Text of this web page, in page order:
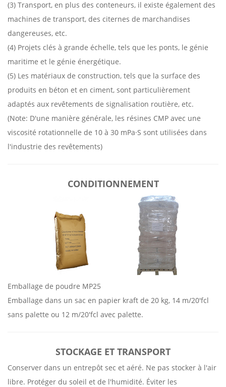
(3) Transport, en plus des conteneurs, il existe également des
machines de transport, des citernes de marchandises
dangereuses, etc.
(4) Projets clés à grande échelle, tels que les ponts, le génie
maritime et le génie énergétique.
(5) Les matériaux de construction, tels que la surface des
produits en béton et en ciment, sont particulièrement
adaptés aux revêtements de signalisation routière, etc.
(Note: D'une manière générale, les résines CMP avec une
viscosité rotationnelle de 10 à 30 mPa·S sont utilisées dans
l'industrie des revêtements)
CONDITIONNEMENT
Emballage de poudre MP25
Emballage dans un sac en papier kraft de 20 kg, 14 m/20'fcl
sans palette ou 12 m/20'fcl avec palette.
STOCKAGE ET TRANSPORT
Conserver dans un entrepôt sec et aéré. Ne pas stocker à l'air
libre. Protéger du soleil et de l'humidité. Éviter les